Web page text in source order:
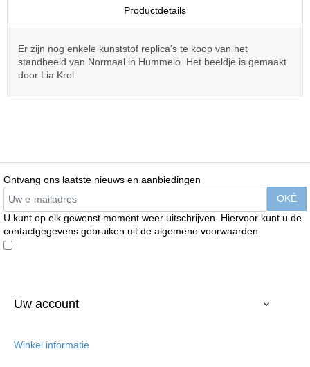
Productdetails
Er zijn nog enkele kunststof replica's te koop van het
standbeeld van Normaal in Hummelo. Het beeldje is gemaakt
door Lia Krol.
Ontvang ons laatste nieuws en aanbiedingen
U kunt op elk gewenst moment weer uitschrijven. Hiervoor kunt u de
contactgegevens gebruiken uit de algemene voorwaarden.
Uw account 
Winkel informatie